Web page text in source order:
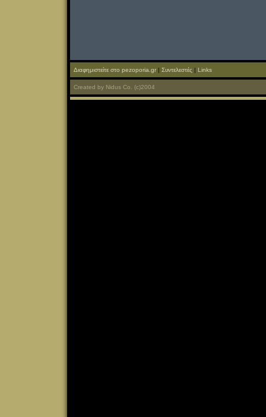
Διαφημιστείτε στο pezoporia.gr | Συντελεστές | Links
Created by Nidus Co. (c)2004